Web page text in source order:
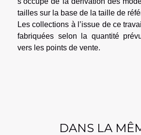
tailles sur la base de la taille de
Les collections à l’issue de ce
fabriquées selon la quantité
vers les points de vente.
DANS LA